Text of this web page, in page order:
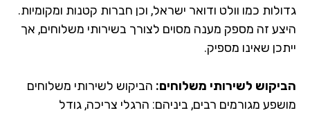
כמו וולט ודואר ישראל, וכן חברות קטנות ומקומיות.
זה מספק מענה מסוים לצורך בשירותי משלוחים, אך
שאינו מספיק.
לשירותי משלוחים:הביקוש לשירותי משלוחים
מגורמים רבים, ביניהם: הרגלי צריכה, גודל